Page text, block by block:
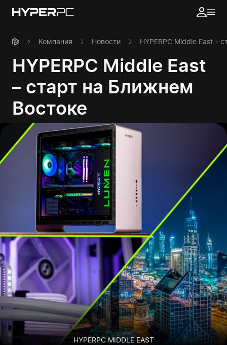
Компания Новости HYPERPC Middle East –
HYPERPC Middle East
– cтарт на Ближнем
Востоке
HYPERPC MIDDLE EAST